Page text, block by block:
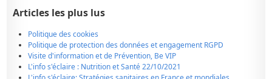
Articles les plus lus
Politique des cookies
Politique de protection des données et engagement RGPD
Visite d'information et de Prévention, Be VIP
L'info s'éclaire : Nutrition et Santé 22/10/2021